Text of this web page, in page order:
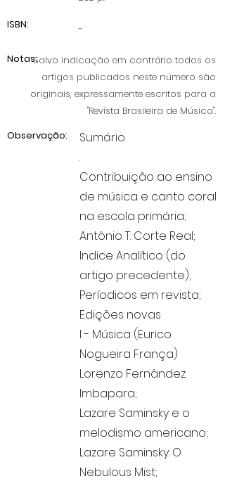
ISBN:
-
Salvo indicação em contrário todos os
artigos publicados neste número são
originais, expressamente escritos para a
"Revista Brasileira de Música".
Notas:
Observação:
Sumário
.
Contribuição ao ensino
de música e canto coral
na escola primária;
Antônio T. Corte Real;
Indice Analítico (do
artigo precedente);
Períodicos em revista;
Edições novas
I - Música (Eurico
Nogueira França)
Lorenzo Fernândez:
Imbapara;
Lazare Saminsky e o
melodismo americano;
Lazare Saminsky: O
Nebulous Mist;